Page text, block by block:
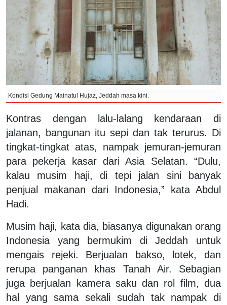
Kondisi Gedung Mainatul Hujaz, Jeddah masa kini.
Kontras dengan lalu-lalang kendaraan di
jalanan, bangunan itu sepi dan tak terurus. Di
tingkat-tingkat atas, nampak jemuran-jemuran
para pekerja kasar dari Asia Selatan. “Dulu,
kalau musim haji, di tepi jalan sini banyak
penjual makanan dari Indonesia,” kata Abdul
Hadi.
Musim haji, kata dia, biasanya digunakan orang
Indonesia yang bermukim di Jeddah untuk
mengais rejeki. Berjualan bakso, lotek, dan
rerupa panganan khas Tanah Air. Sebagian
juga berjualan kamera saku dan rol film, dua
hal yang sama sekali sudah tak nampak di